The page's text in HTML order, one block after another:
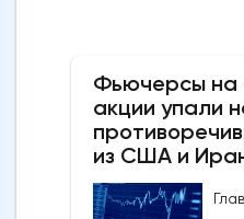
Фьючерсы на
акции упали
из США и